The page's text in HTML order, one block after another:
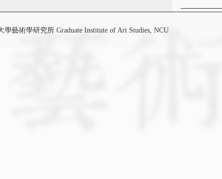
學藝術學研究所 Graduate Institute of Art Studies, NCU